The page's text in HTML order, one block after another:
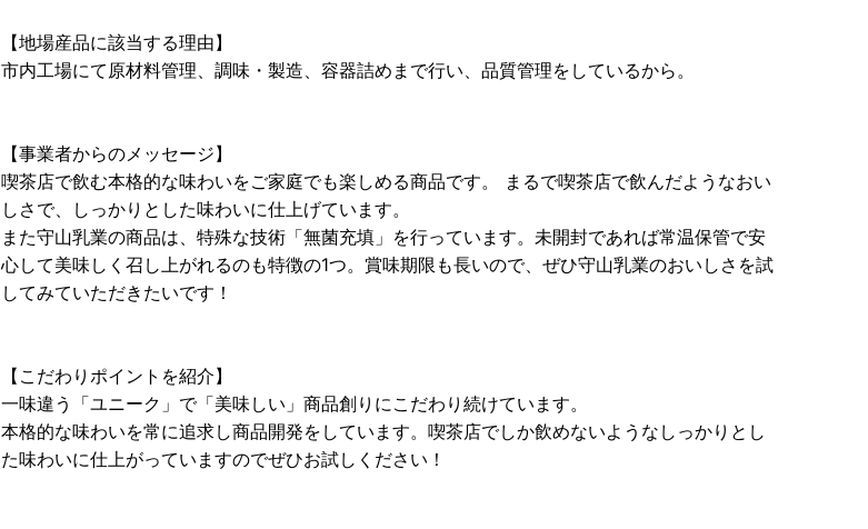
【地場産品に該当する理由】
市内工場にて原材料管理、調味・製造、容器詰めまで行い、品質管理をしているから。
【事業者からのメッセージ】
喫茶店で飲む本格的な味わいをご家庭でも楽しめる商品です。 まるで喫茶店で飲んだようなおい
しさで、しっかりとした味わいに仕上げています。
また守山乳業の商品は、特殊な技術「無菌充填」を行っています。未開封であれば常温保管で安
心して美味しく召し上がれるのも特徴の1つ。賞味期限も長いので、ぜひ守山乳業のおいしさを試
してみていただきたいです！
【こだわりポイントを紹介】
一味違う「ユニーク」で「美味しい」商品創りにこだわり続けています。
本格的な味わいを常に追求し商品開発をしています。喫茶店でしか飲めないようなしっかりとし
た味わいに仕上がっていますのでぜひお試しください！